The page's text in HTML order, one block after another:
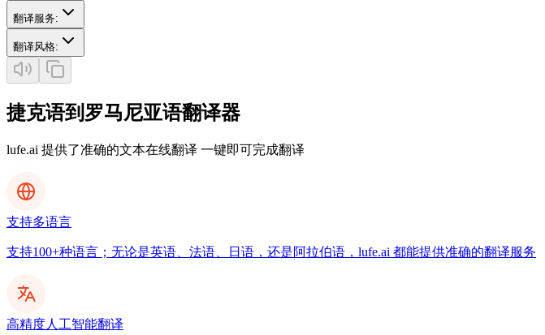
翻译服务:
翻译风格:
捷克语到罗马尼亚语翻译器
lufe.ai 提供了准确的文本在线翻译 一键即可完成翻译
支持多语言
支持100+种语言；无论是英语、法语、日语，还是阿拉伯语，lufe.ai 都能提供准确的翻译服务
高精度人工智能翻译